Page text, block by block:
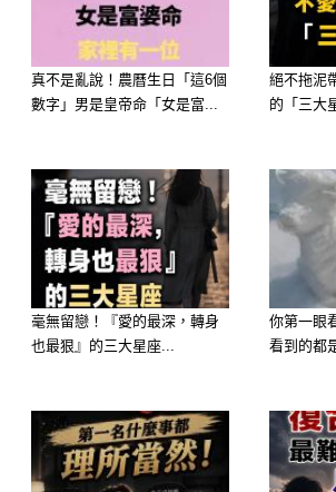
力」的神蹟。「妳一整潔
通」。隨著時間推移，彼
不分妳我，他會發生「越
甜蜜指數簡直破表！
🥈 第二名：屬【處女座
合，發生「默契爆棚、缺
大事
甜蜜感應：處女座在感情初
「元神絕對忠誠」的大事。
大師解析：「妳一冷靜，
真不是亂說！農曆生日「這6個
數字」男是皇帝命「女是富...
絕不拖泥
的「三大
毫無留戀！『愛的最深，轉身
也最狠』的三大星座...
你第一眼
看到的都